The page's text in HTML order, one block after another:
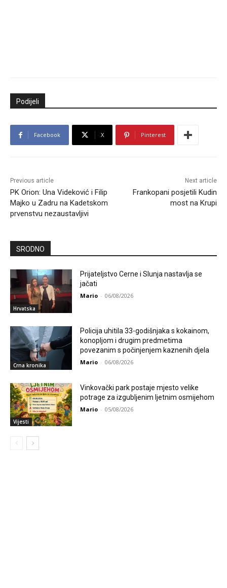
Podijeli
Facebook X Pinterest
Previous article
PK Orion: Una Videković i Filip
Majko u Zadru na Kadetskom
prvenstvu nezaustavljivi
Next article
Frankopani posjetili Kudin
most na Krupi
SRODNO
Hrvatska
Prijateljstvo Cerne i Slunja nastavlja se
jačati
Mario - 06/08/2026
Crna kronika
Policija uhitila 33-godišnjaka s kokainom,
konopljom i drugim predmetima
povezanim s počinjenjem kaznenih djela
Mario - 06/08/2026
Vijesti
Vinkovački park postaje mjesto velike
potrage za izgubljenim ljetnim osmijehom
Mario - 05/08/2026